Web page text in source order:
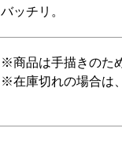
バッチリ。
※商品は手描きのた
※在庫切れの場合は